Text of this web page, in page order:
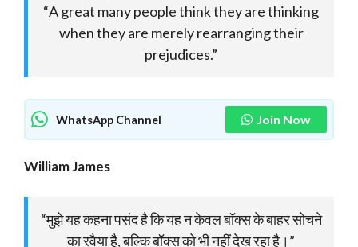
“A great many people think they are thinking
when they are merely rearranging their
prejudices.”
WhatsApp Channel Join Now
William James
“मुझे यह कहना पसंद है कि यह न केवल बॉक्स के बाहर सोचने
का रवैया है, बल्कि बॉक्स को भी नहीं देख रहा है।”